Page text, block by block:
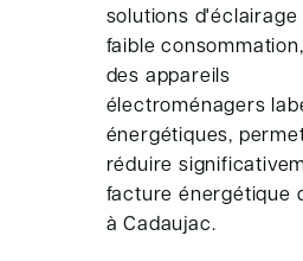
solutions d'éclairage
faible
des appareils
électroménagers
énergétiques,
réduire
facture énergétique
à Cadaujac.